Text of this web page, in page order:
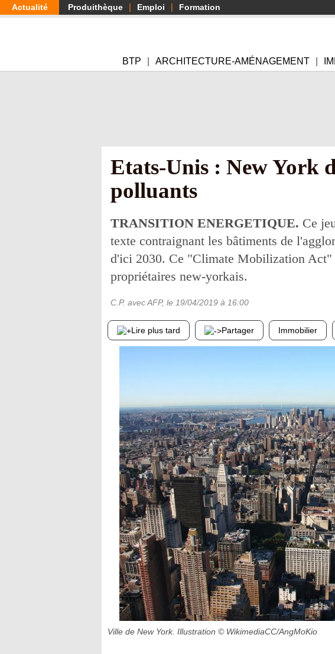
Aller
au
Actualité Produithèque Emploi Formation
BTP ARCHITECTURE-AMÉNAGEMENT
Etats-Unis : New York
polluants
TRANSITION ENERGETIQUE. Ce
texte contraignant les bâtiments de
d'ici 2030. Ce "Climate Mobilization Act"
propriétaires new-yorkais.
C.P. avec AFP, le 19/04/2019 à 16:00
Lire plus tard Partager Immobilier
Ville de New York. Illustration © WikimediaCC/AngMoKio